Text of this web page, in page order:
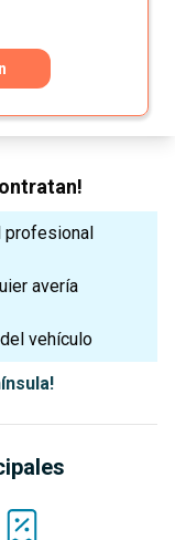
avería
vehículo